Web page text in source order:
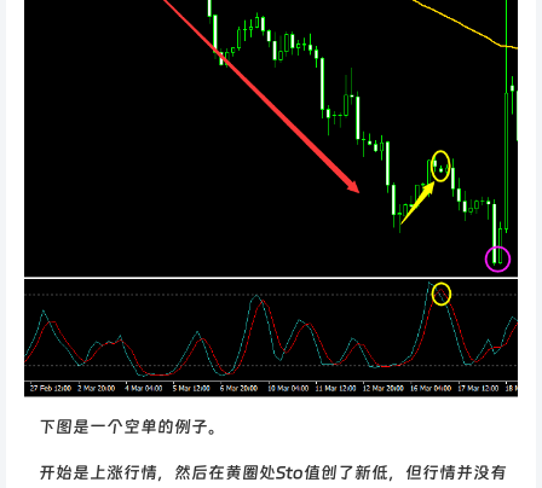
下图是一个空单的例子。
开始是上涨行情，然后在黄圈处Sto值创了新低，但行情并没有